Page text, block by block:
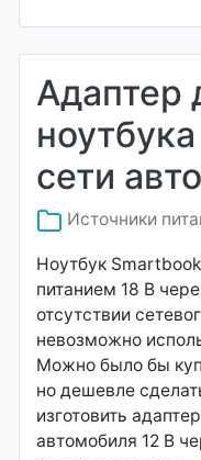
Адаптер
сети
Источники
Ноутбук
питанием 18 В
отсутствии
невозможно
Можно было бы
но дешевле
изготовить
автомобиля 12 В